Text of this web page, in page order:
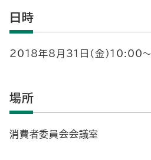
日時
2018年8月31日（金）10:00～
場所
消費者委員会会議室